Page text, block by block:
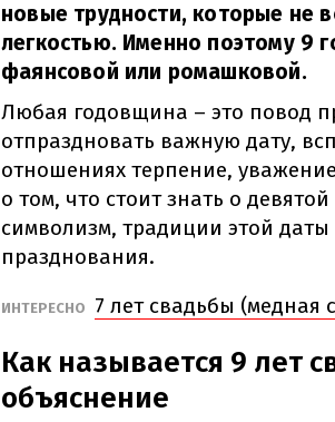
новые трудности, которые не
легкостью. Именно поэтому 9
фаянсовой или ромашковой.
Любая годовщина – это повод
отпраздновать важную дату,
отношениях терпение,
о том, что стоит знать о
символизм, традиции этой
празднования.
ИНТЕРЕСНО 7 лет свадьбы (медная
Как называется 9 лет
объяснение